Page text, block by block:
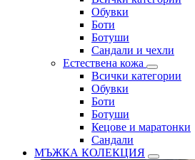
Обувки
Боти
Ботуши
Сандали и чехли
Естествена кожа
Всички категории
Обувки
Боти
Ботуши
Кецове и маратонки
Сандали
МЪЖКА КОЛЕКЦИЯ